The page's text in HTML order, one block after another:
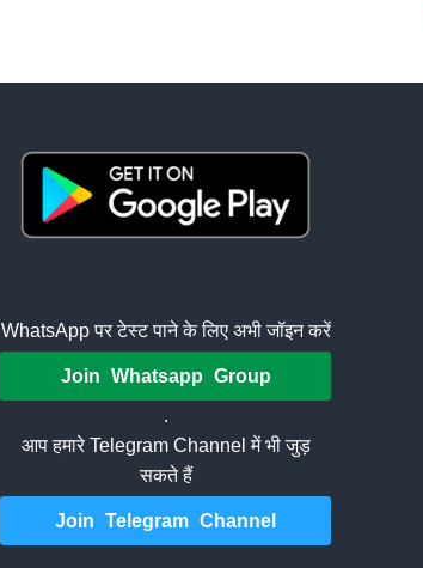
WhatsApp पर टेस्ट पाने के लिए अभी जॉइन करें
Join Whatsapp Group
.
आप हमारे Telegram Channel में भी जुड़
सकते हैं
Join Telegram Channel